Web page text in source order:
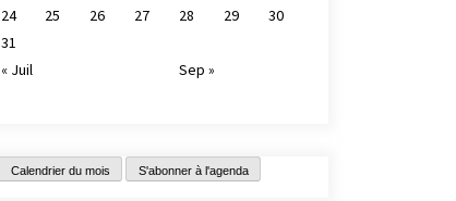
24
25 26 27 28 29
30
31
« Juil
Sep »
Calendrier du mois S'abonner à l'agenda